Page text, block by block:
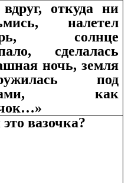
откуда ни
налетел
солнце
сделалась
ночь, земля
под
как
вазочка?